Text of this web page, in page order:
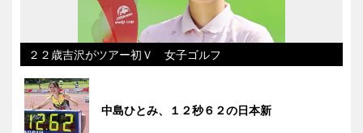
２２歳吉沢がツアー初Ｖ 女子ゴルフ
中島ひとみ、１２秒６２の日本新